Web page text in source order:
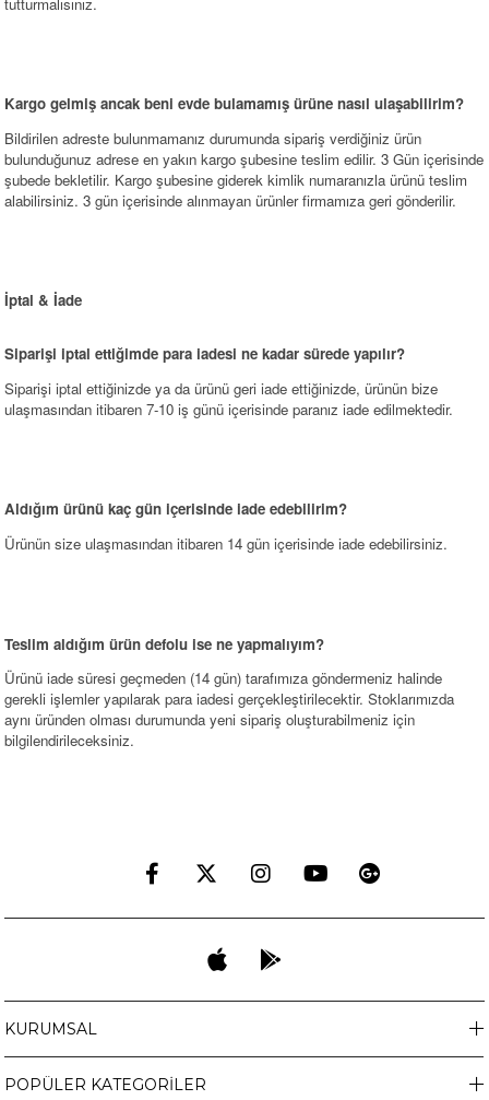
Kargo gelmiş ancak beni evde bulamamış ürüne nasıl ulaşabilirim?
Bildirilen adreste bulunmamanız durumunda sipariş verdiğiniz ürün
bulunduğunuz adrese en yakın kargo şubesine teslim edilir. 3 Gün içerisinde
şubede bekletilir. Kargo şubesine giderek kimlik numaranızla ürünü teslim
alabilirsiniz. 3 gün içerisinde alınmayan ürünler firmamıza geri gönderilir.
İptal & İade
Siparişi iptal ettiğimde para iadesi ne kadar sürede yapılır?
Siparişi iptal ettiğinizde ya da ürünü geri iade ettiğinizde, ürünün bize
ulaşmasından itibaren 7-10 iş günü içerisinde paranız iade edilmektedir.
Aldığım ürünü kaç gün içerisinde iade edebilirim?
Ürünün size ulaşmasından itibaren 14 gün içerisinde iade edebilirsiniz.
Teslim aldığım ürün defolu ise ne yapmalıyım?
Ürünü iade süresi geçmeden (14 gün) tarafımıza göndermeniz halinde
gerekli işlemler yapılarak para iadesi gerçekleştirilecektir. Stoklarımızda
aynı üründen olması durumunda yeni sipariş oluşturabilmeniz için
bilgilendirileceksiniz.
KURUMSAL
POPÜLER KATEGORİLER